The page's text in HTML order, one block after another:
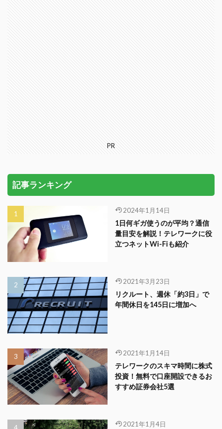
PR
記事ランキング
2024年1月14日
1日何ギガ使うのが平均？通信
量目安を解説！テレワークに役
立つネットWi-Fiも紹介
2021年3月23日
リクルート、週休「約3日」で
年間休日を145日に増加へ
2021年1月14日
テレワークのスキマ時間に株式
投資！無料で口座開設できるお
すすめ証券会社5選
2021年1月4日